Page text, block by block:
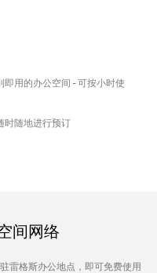
用的办公空间 - 可按小时使
时随地进行预订
间网络
雷格斯办公地点，即可免费使用